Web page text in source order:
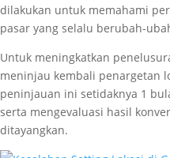
dilakukan untuk memahami
pasar yang selalu berubah-
Untuk meningkatkan
meninjau kembali penargetan
peninjauan ini setidaknya 1
serta mengevaluasi hasil
ditayangkan.